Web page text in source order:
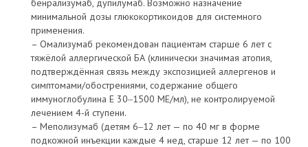
бенрализумаб, дупилумаб. Возможно назначение
минимальной дозы глюкокортикоидов для системного
применения.
– Омализумаб рекомендован пациентам старше 6 лет с
тяжёлой аллергической БА (клинически значимая атопия,
подтверждённая связь между экспозицией аллергенов и
симптомами/обострениями, содержание общего
иммуноглобулина Е 30‒1500 МЕ/мл), не контролируемой
лечением 4-й ступени.
– Меполизумаб (детям 6‒12 лет — по 40 мг в форме
подкожной инъекции каждые 4 нед, старше 12 лет — по 100